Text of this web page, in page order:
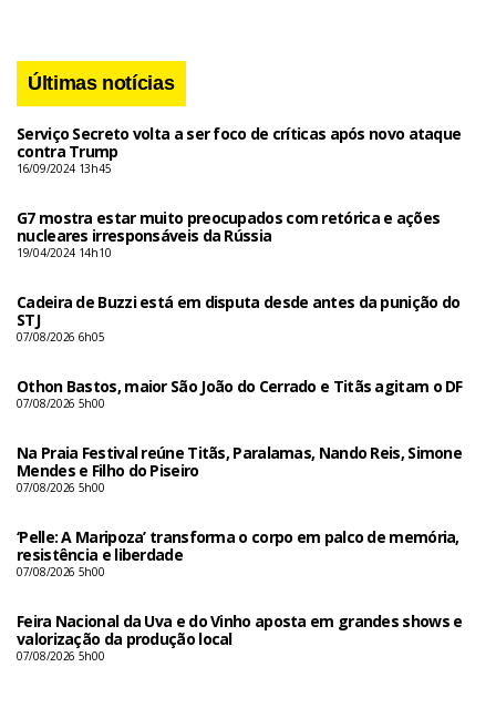
Últimas notícias
Serviço Secreto volta a ser foco de críticas após novo ataque
contra Trump
16/09/2024 13h45
G7 mostra estar muito preocupados com retórica e ações
nucleares irresponsáveis da Rússia
19/04/2024 14h10
Cadeira de Buzzi está em disputa desde antes da punição do
STJ
07/08/2026 6h05
Othon Bastos, maior São João do Cerrado e Titãs agitam o DF
07/08/2026 5h00
Na Praia Festival reúne Titãs, Paralamas, Nando Reis, Simone
Mendes e Filho do Piseiro
07/08/2026 5h00
‘Pelle: A Maripoza’ transforma o corpo em palco de memória,
resistência e liberdade
07/08/2026 5h00
Feira Nacional da Uva e do Vinho aposta em grandes shows e
valorização da produção local
07/08/2026 5h00